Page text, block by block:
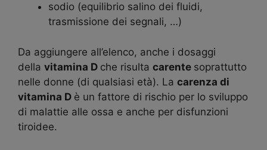
sodio (equilibrio salino dei fluidi,
trasmissione dei segnali, …)
Da aggiungere all’elenco, anche i dosaggi
della vitamina D che risulta carente soprattutto
nelle donne (di qualsiasi età). La carenza di
vitamina D è un fattore di rischio per lo sviluppo
di malattie alle ossa e anche per disfunzioni
tiroidee.